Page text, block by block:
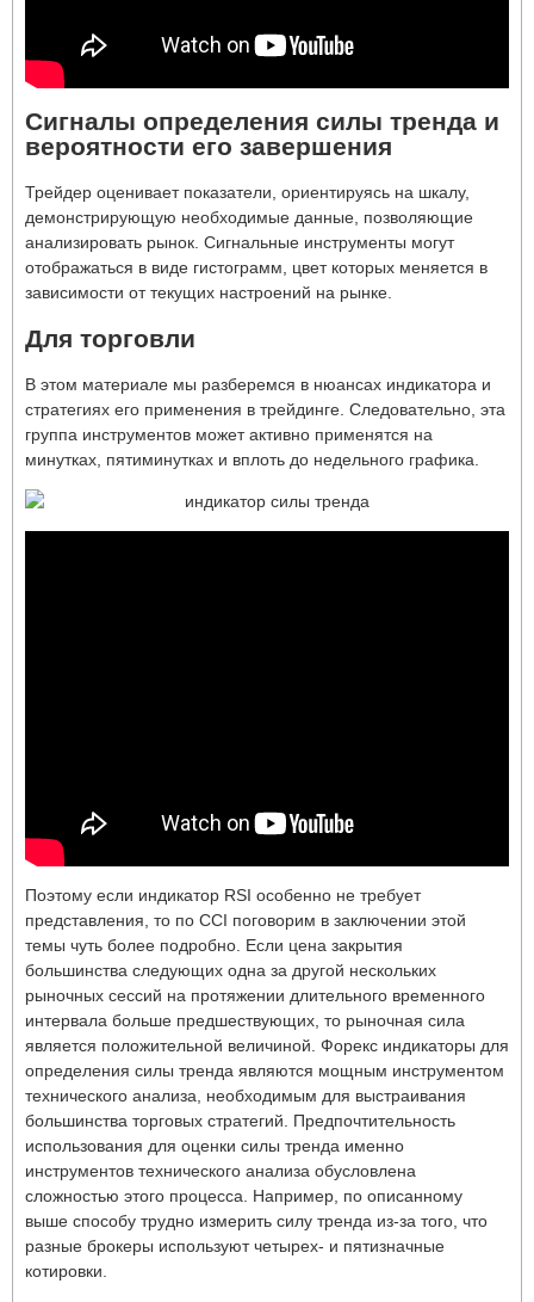
Сигналы определения силы тренда и
вероятности его завершения
Трейдер оценивает показатели, ориентируясь на шкалу,
демонстрирующую необходимые данные, позволяющие
анализировать рынок. Сигнальные инструменты могут
отображаться в виде гистограмм, цвет которых меняется в
зависимости от текущих настроений на рынке.
Для торговли
В этом материале мы разберемся в нюансах индикатора и
стратегиях его применения в трейдинге. Следовательно, эта
группа инструментов может активно применятся на
минутках, пятиминутках и вплоть до недельного графика.
Поэтому если индикатор RSI особенно не требует
представления, то по CCI поговорим в заключении этой
темы чуть более подробно. Если цена закрытия
большинства следующих одна за другой нескольких
рыночных сессий на протяжении длительного временного
интервала больше предшествующих, то рыночная сила
является положительной величиной. Форекс индикаторы для
определения силы тренда являются мощным инструментом
технического анализа, необходимым для выстраивания
большинства торговых стратегий. Предпочтительность
использования для оценки силы тренда именно
инструментов технического анализа обусловлена
сложностью этого процесса. Например, по описанному
выше способу трудно измерить силу тренда из-за того, что
разные брокеры используют четырех- и пятизначные
котировки.